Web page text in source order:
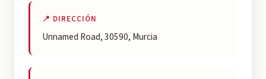
📍 DIRECCIÓN
Unnamed Road, 30590, Murcia